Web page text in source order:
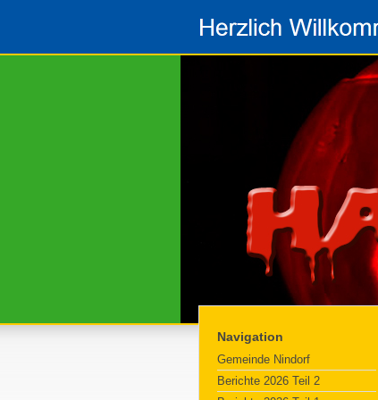
Navigation
Gemeinde Nindorf
Berichte 2026 Teil 2